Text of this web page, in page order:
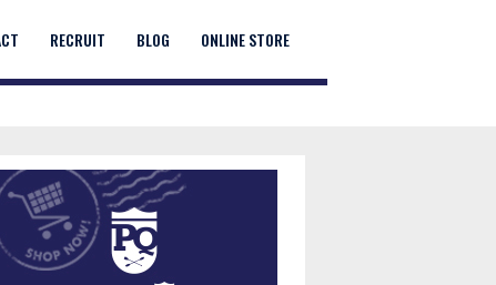
RECRUIT BLOG ONLINE STORE